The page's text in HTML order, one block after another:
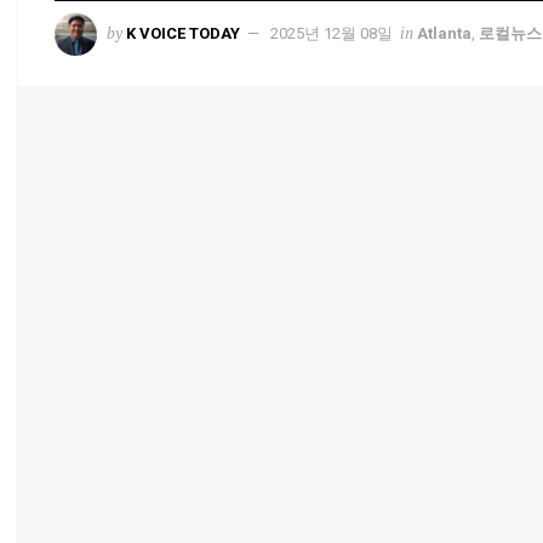
by K VOICE TODAY 2025년 12월 08일 in Atlanta 로컬뉴스